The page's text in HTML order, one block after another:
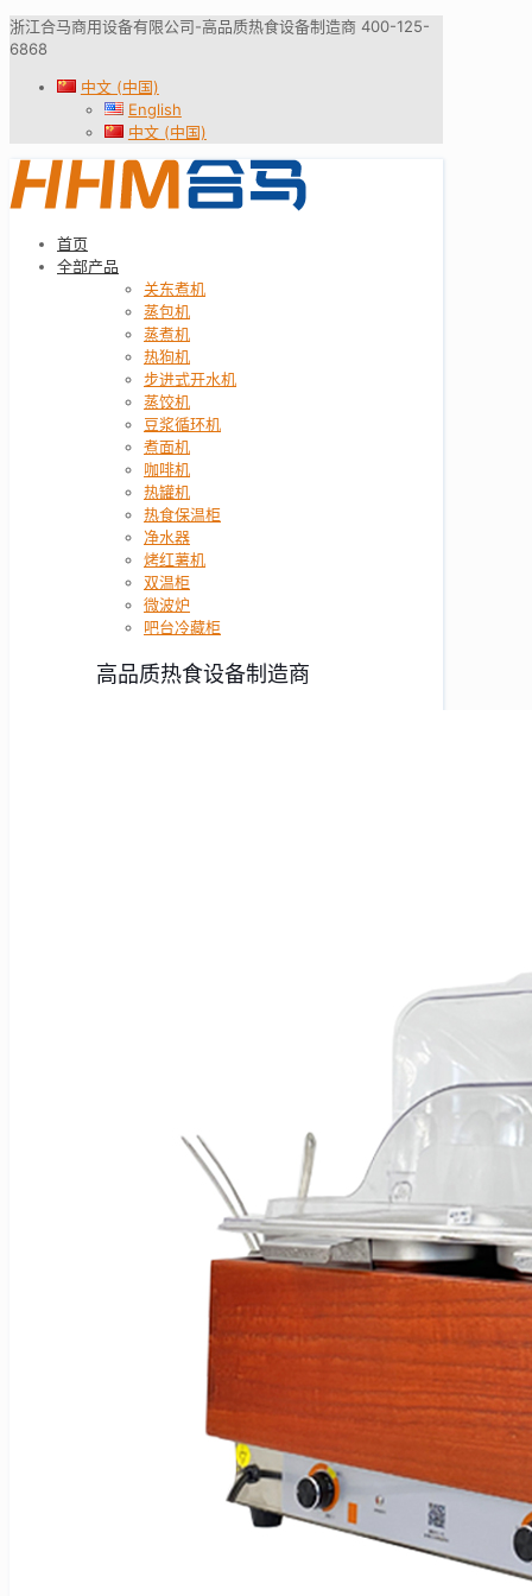
浙江合马商用设备有限公司-高品质热食设备制造商 400-125-
6868
中文 (中国)
English
中文 (中国)
首页
全部产品
关东煮机
蒸包机
蒸煮机
热狗机
步进式开水机
蒸饺机
豆浆循环机
煮面机
咖啡机
热罐机
热食保温柜
净水器
烤红薯机
双温柜
微波炉
吧台冷藏柜
高品质热食设备制造商